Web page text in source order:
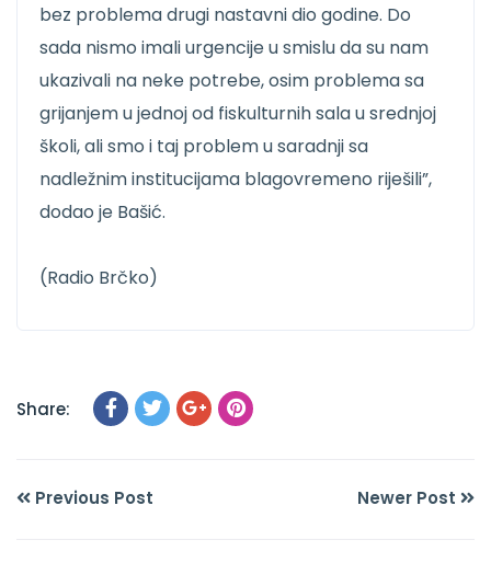
bez problema drugi nastavni dio godine. Do
sada nismo imali urgencije u smislu da su nam
ukazivali na neke potrebe, osim problema sa
grijanjem u jednoj od fiskulturnih sala u srednjoj
školi, ali smo i taj problem u saradnji sa
nadležnim institucijama blagovremeno riješili”,
dodao je Bašić.
(Radio Brčko)
Share:
Previous Post Newer Post